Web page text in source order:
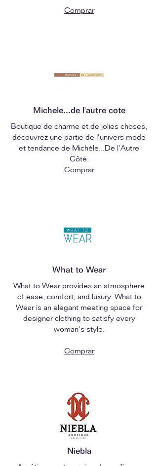
Comprar
Michele...de l'autre cote
Boutique de charme et de jolies choses,
découvrez une partie de l'univers mode
et tendance de Michèle...De l'Autre
Côté.
Comprar
What to Wear
What to Wear provides an atmosphere
of ease, comfort, and luxury. What to
Wear is an elegant meeting space for
designer clothing to satisfy every
woman's style.
Comprar
Niebla